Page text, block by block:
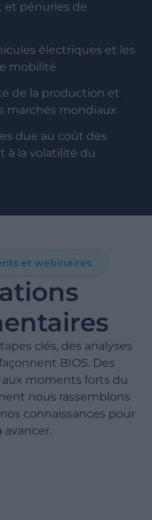
et pénuries de
électriques et les
mobilité
de la production et
marchés mondiaux
due au coût des
à la volatilité du
et webinaires
clés, des analyses
BIOS. Des
moments forts du
nous rassemblons
connaissances pour